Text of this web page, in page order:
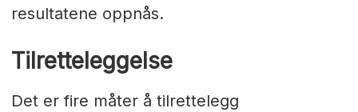
resultatene oppnås.
Tilretteleggelse
Det er fire måter å tilrettelegg